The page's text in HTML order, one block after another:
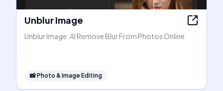
Unblur Image
Unblur Image: AI Remove Blur From Photos Online
📸Photo & Image Editing